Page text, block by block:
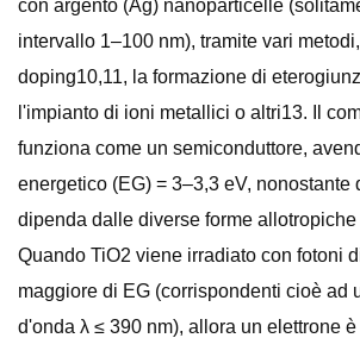
con argento (Ag) nanoparticelle
intervallo 1–100 nm), tramite vari
doping10,11, la formazione di
l'impianto di ioni metallici o altri13. Il
funziona come un semiconduttore,
energetico (EG) = 3–3,3 eV, nonostante
dipenda dalle diverse forme
Quando TiO2 viene irradiato con fotoni
maggiore di EG (corrispondenti cioè ad
d'onda λ ≤ 390 nm), allora un elettrone